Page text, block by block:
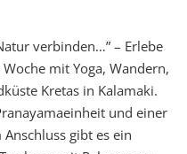
verbinden…” – Erlebe
mit Yoga, Wandern,
Kretas in Kalamaki.
und einer
gibt es ein